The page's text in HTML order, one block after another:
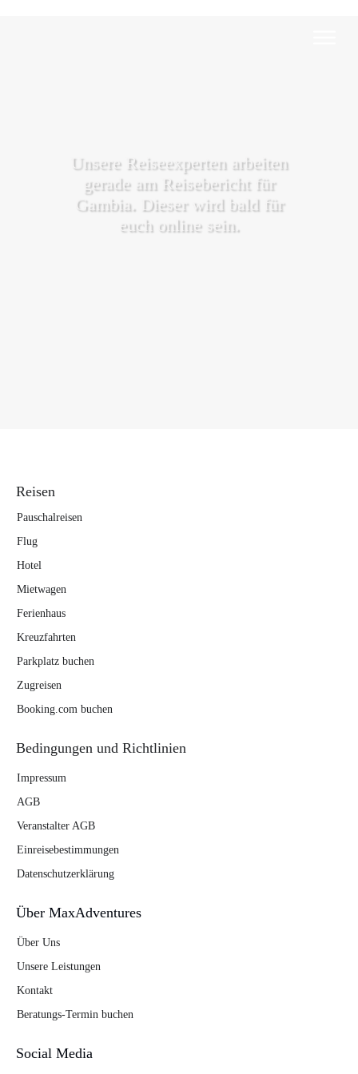
Unsere Reiseexperten arbeiten
gerade am Reisebericht für
Gambia. Dieser wird bald für
euch online sein.
Reisen
Pauschalreisen
Flug
Hotel
Mietwagen
Ferienhaus
Kreuzfahrten
Parkplatz buchen
Zugreisen
Booking.com buchen
Bedingungen und Richtlinien
Impressum
AGB
Veranstalter AGB
Einreisebestimmungen
Datenschutzerklärung
Über MaxAdventures
Über Uns
Unsere Leistungen
Kontakt
Beratungs-Termin buchen
Social Media